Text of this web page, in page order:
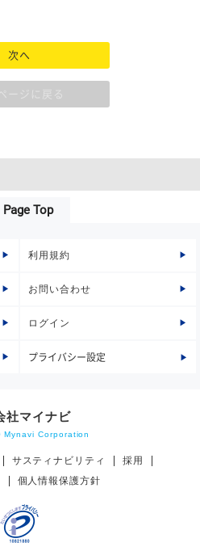
次へ
ージに戻る
Page Top
利用規約
お問い合わせ
ログイン
プライバシー設定
社マイナビ
Mynavi Corporation
サスティナビリティ
採用
個人情報保護方針